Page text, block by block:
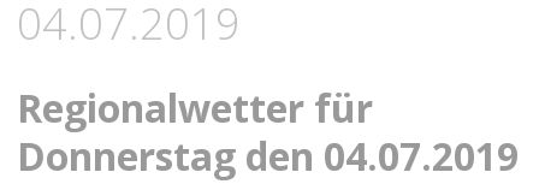
04.07.2019
Regionalwetter für
Donnerstag den 04.07.2019